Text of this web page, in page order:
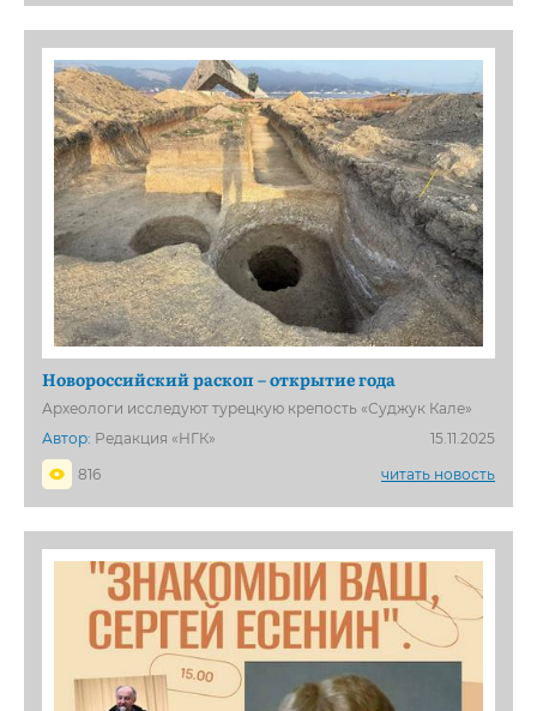
Новороссийский раскоп – открытие года
Археологи исследуют турецкую крепость «Суджук Кале»
Автор: Редакция «НГК»
15.11.2025
816
читать новость